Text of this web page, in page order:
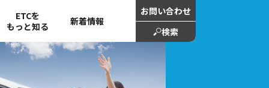
ETCを
もっと知る
新着情報
お問い合わせ
検索